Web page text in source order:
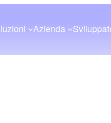
Azienda